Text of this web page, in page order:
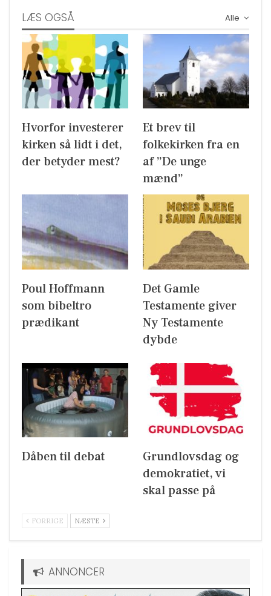
Alle
LÆS OGSÅ
Hvorfor investerer
kirken så lidt i det,
der betyder mest?
Et brev til
folkekirken fra en
af ”De unge
mænd”
Poul Hoffmann
som bibeltro
prædikant
Det Gamle
Testamente giver
Ny Testamente
dybde
Dåben til debat
Grundlovsdag og
demokratiet, vi
skal passe på
FORRIGE NÆSTE
ANNONCER